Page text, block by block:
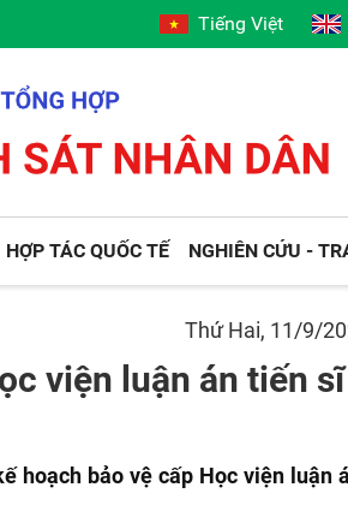
Tiếng Việt
HỢP TÁC QUỐC TẾ NGHIÊN CỨU -
Thứ Hai, 11/9/
viện luận án tiến
hoạch bảo vệ cấp Học viện luận